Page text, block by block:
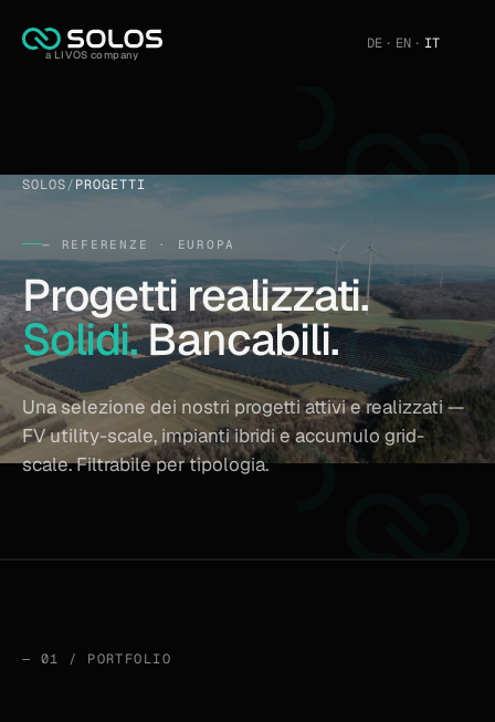
a LIVOS company
DE · EN · IT
SOLOS/PROGETTI
— REFERENZE · EUROPA
Progetti realizzati.
Solidi.Bancabili.
Una selezione dei nostri progetti attivi e realizzati —
FV utility-scale, impianti ibridi e accumulo grid-
scale. Filtrabile per tipologia.
— 01 / PORTFOLIO